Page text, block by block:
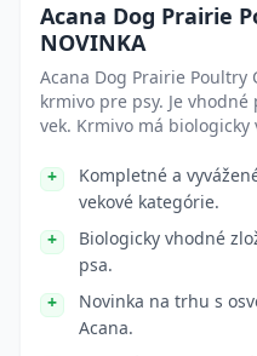
Acana Dog Prairie
NOVINKA
Acana Dog Prairie Poultry
krmivo pre psy. Je
vek. Krmivo má biologicky
Kompletné a
vekové kategórie.
Biologicky vhodné
psa.
Novinka na trhu s
Acana.